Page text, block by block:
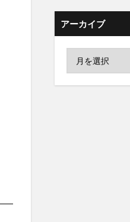
アーカイブ